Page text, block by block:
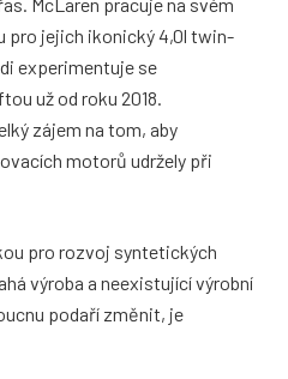
McLaren pracuje na svém
pro jejich ikonický 4,0l twin-
experimentuje se
už od roku 2018.
zájem na tom, aby
motorů udržely při
pro rozvoj syntetických
výroba a neexistující výrobní
podaří změnit, je